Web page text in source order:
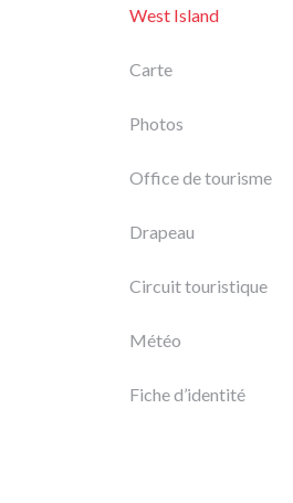
West Island
Carte
Photos
Office de tourisme
Drapeau
Circuit touristique
Météo
Fiche d’identité